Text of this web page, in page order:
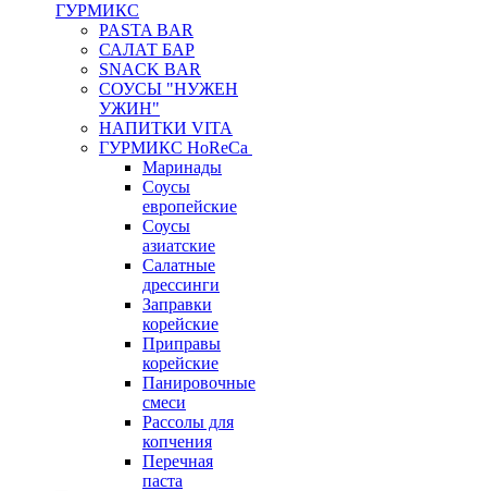
ГУРМИКС
PASTA BAR
САЛАТ БАР
SNACK BAR
СОУСЫ "НУЖЕН
УЖИН"
НАПИТКИ VITA
ГУРМИКС HoReCa
Маринады
Соусы
европейские
Соуcы
азиатские
Салатные
дрессинги
Заправки
корейские
Приправы
корейские
Панировочные
смеси
Рассолы для
копчения
Перечная
паста